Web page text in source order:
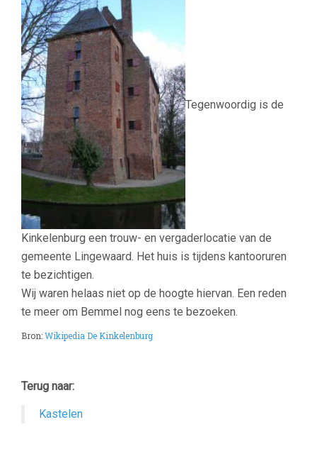
Tegenwoordig is de
Kinkelenburg een trouw- en vergaderlocatie van de
gemeente Lingewaard. Het huis is tijdens kantooruren
te bezichtigen.
Wij waren helaas niet op de hoogte hiervan. Een reden
te meer om Bemmel nog eens te bezoeken.
Bron:Wikipedia De Kinkelenburg
Terug naar:
Kastelen